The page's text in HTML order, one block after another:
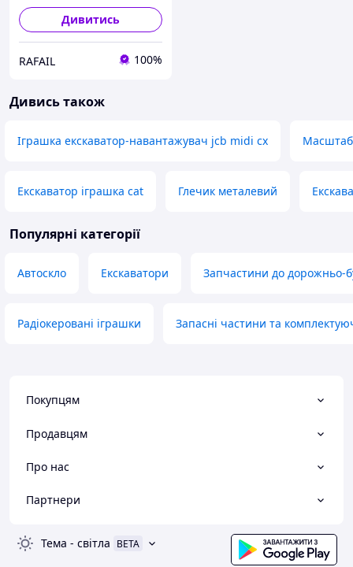
Дивитись
RAFAIL 100%
Дивись також
Іграшка екскаватор-навантажувач jcb midi cx
Екскаватор іграшка cat Глечик металевий
Популярні категорії
Автоскло Екскаватори Запчастини до дорожньо-
Радіокеровані іграшки Запасні частини та
Покупцям
Продавцям
Про нас
Партнери
Тема - світла BETA